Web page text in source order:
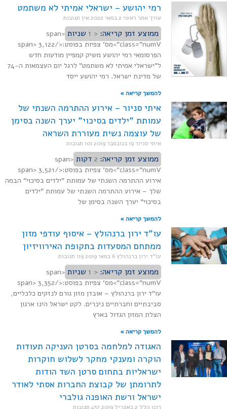
רמי יהושע – ישראלי אמיתי לא משתמט
עורך אתר ראשי2 במאי 2022 אין תגובות
ממוצע זמן קריאה:< 1 שניות
<span
class="numV">מס' צפיות בפוסט:</span> 3,122
הפרסומאי רמי יהושע משיק קמפיין מודעות חדש
ל"ישראלי אמיתי לא משתמט" לרגל יום העצמאות ה-74
של מדינת ישראל. רמי יהושע ייסד
להמשך קריאה »
איתי סניור – אירוע ההתרמה השנתי של
עמותת "ילדים בסיכוי" יערך השנה בסימן
של עוצמה נשית מעוררת השראה
איתי סניור19 בנובמבר 2019 101 תגובות
ממוצע זמן קריאה:2 דקות
<span
class="numV">מס' צפיות בפוסט:</span> 3,521
אירוע ההתרמה השנתי של עמותת "ילדים בסיכוי" הבמה
שלך – אירוע ההתרמה השנתי של עמותת "ילדים
בסיכוי" יערך השנה בסימן של
להמשך קריאה »
עו"ד ירון ברנהולץ – איסוף עודפי מזון
ממתחם המסעדות בתקופת האירוויזיון
עו"ד ירון ברנהולץ6 במאי 2019 119 תגובות
ממוצע זמן קריאה:< 1 שניות
<span
class="numV">מס' צפיות בפוסט:</span> 3,352
עו"ד ירון ברנהולץ – אובדן מזון גורם לנזקים כלכליים,
סביבתיים וחברתיים ניכרים. לקט ישראל הינו ארגון
הצלת המזון הגדול בארץ
להמשך קריאה »
האגודה למלחמה בסרטן העניקה תעודות
הוקרה ומענקי מחקר לשלוש חוקרות
ישראליות בתחום סרטן השד הודות
לתרומתן של קבוצת החברות אסתי לאודר
ישראל ורשת האופנה גולברי
רונן הלל2 באפריל 2019 457 תגובות